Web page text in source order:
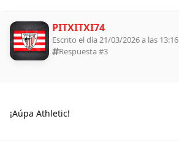
PITXITXI74
Escrito el día 21/03/2026 a las 13:16
Respuesta #3
¡Aúpa Athletic!